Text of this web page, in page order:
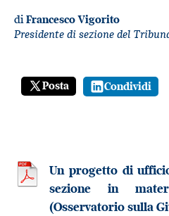
diFrancesco Vigorito
Presidente di sezione del
Posta Condividi
Un progetto di
sezione in
(Osservatorio sulla